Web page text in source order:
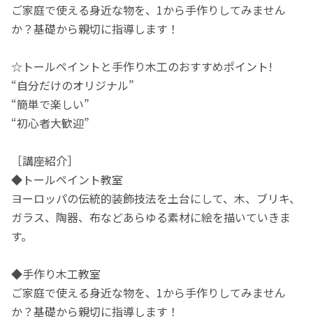
ご家庭で使える身近な物を、1から手作りしてみません
か？基礎から親切に指導します！
☆トールペイントと手作り木工のおすすめポイント!
“自分だけのオリジナル”
“簡単で楽しい”
“初心者大歓迎”
［講座紹介］
◆トールペイント教室
ヨーロッパの伝統的装飾技法を土台にして、木、ブリキ、
ガラス、陶器、布などあらゆる素材に絵を描いていきま
す。
◆手作り木工教室
ご家庭で使える身近な物を、1から手作りしてみません
か？基礎から親切に指導します！